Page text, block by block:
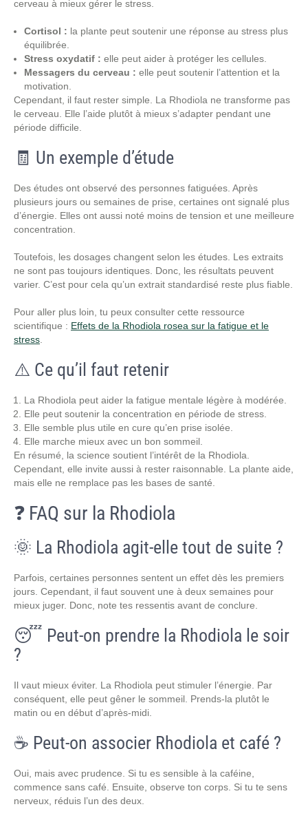
cerveau à mieux gérer le stress.
Cortisol : la plante peut soutenir une réponse au stress plus
équilibrée.
Stress oxydatif : elle peut aider à protéger les cellules.
Messagers du cerveau : elle peut soutenir l’attention et la
motivation.
Cependant, il faut rester simple. La Rhodiola ne transforme pas
le cerveau. Elle l’aide plutôt à mieux s’adapter pendant une
période difficile.
🧾 Un exemple d’étude
Des études ont observé des personnes fatiguées. Après
plusieurs jours ou semaines de prise, certaines ont signalé plus
d’énergie. Elles ont aussi noté moins de tension et une meilleure
concentration.
Toutefois, les dosages changent selon les études. Les extraits
ne sont pas toujours identiques. Donc, les résultats peuvent
varier. C’est pour cela qu’un extrait standardisé reste plus fiable.
Pour aller plus loin, tu peux consulter cette ressource
scientifique : Effets de la Rhodiola rosea sur la fatigue et le
stress
⚠️ Ce qu’il faut retenir
La Rhodiola peut aider la fatigue mentale légère à modérée.
Elle peut soutenir la concentration en période de stress.
Elle semble plus utile en cure qu’en prise isolée.
Elle marche mieux avec un bon sommeil.
En résumé, la science soutient l’intérêt de la Rhodiola.
Cependant, elle invite aussi à rester raisonnable. La plante aide,
mais elle ne remplace pas les bases de santé.
❓ FAQ sur la Rhodiola
🌞 La Rhodiola agit-elle tout de suite ?
Parfois, certaines personnes sentent un effet dès les premiers
jours. Cependant, il faut souvent une à deux semaines pour
mieux juger. Donc, note tes ressentis avant de conclure.
😴 Peut-on prendre la Rhodiola le soir
?
Il vaut mieux éviter. La Rhodiola peut stimuler l’énergie. Par
conséquent, elle peut gêner le sommeil. Prends-la plutôt le
matin ou en début d’après-midi.
☕ Peut-on associer Rhodiola et café ?
Oui, mais avec prudence. Si tu es sensible à la caféine,
commence sans café. Ensuite, observe ton corps. Si tu te sens
nerveux, réduis l’un des deux.